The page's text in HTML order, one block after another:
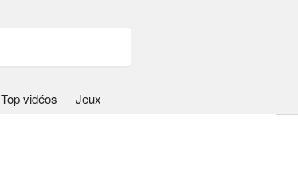
Top vidéos Jeux